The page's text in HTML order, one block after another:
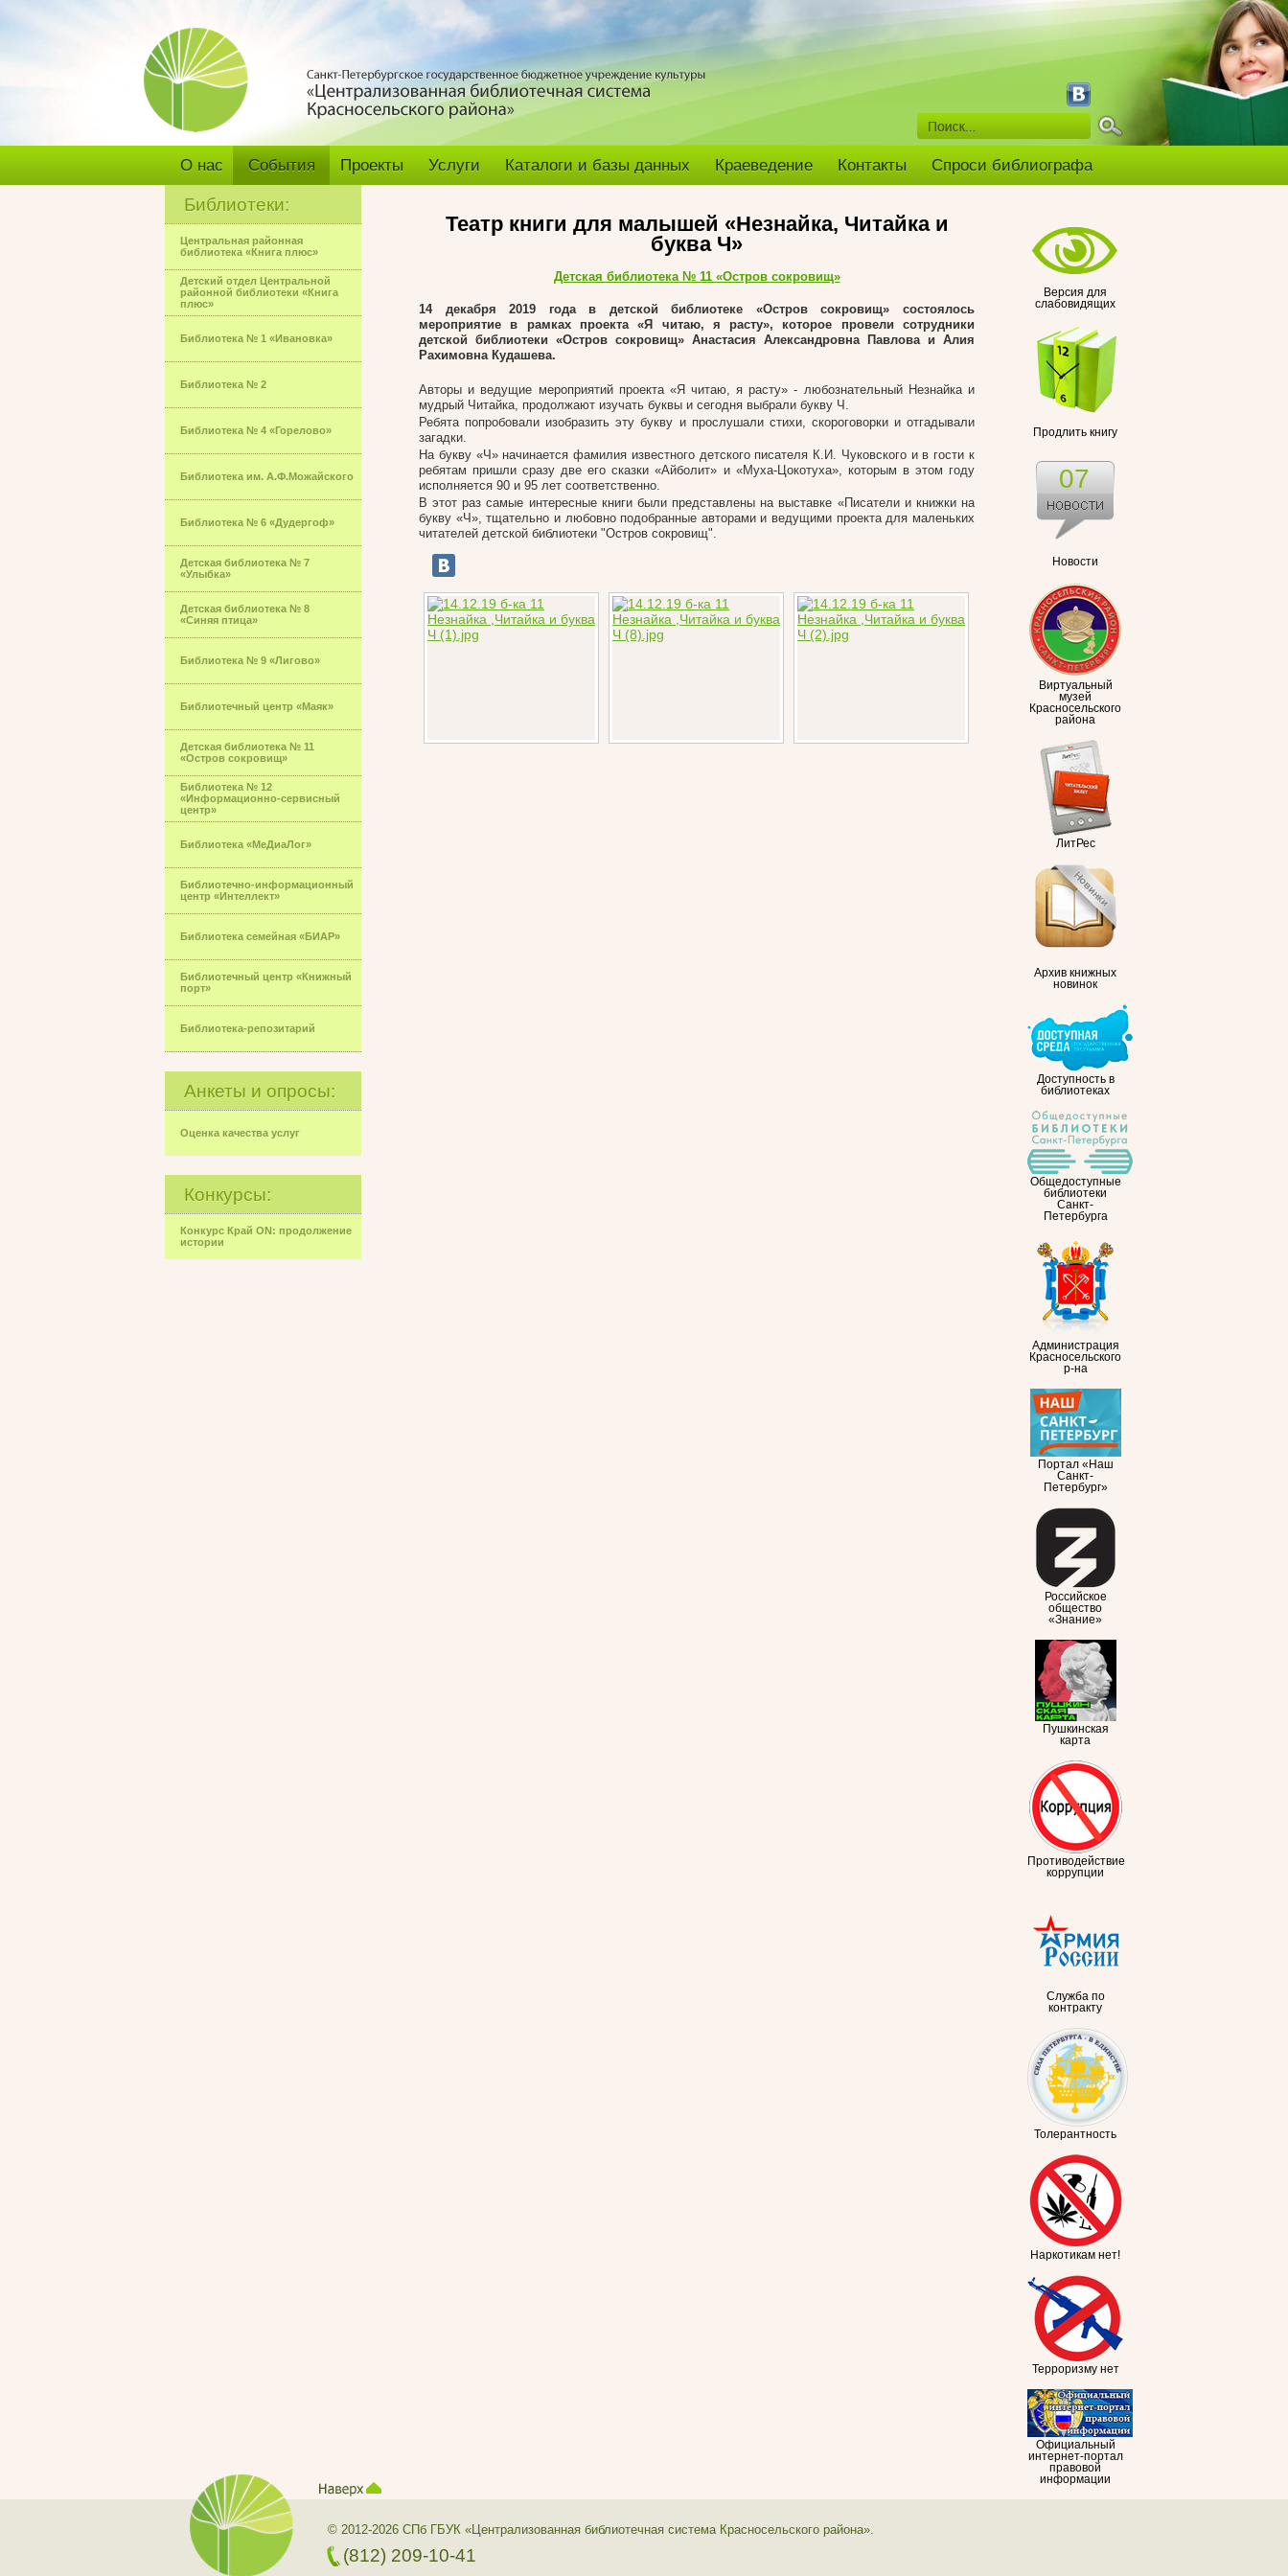
О нас События Проекты Услуги Каталоги и базы данных Краеведение Контакты Спроси библиографа
Библиотеки:
Центральная районная
библиотека «Книга плюс»
Детский отдел Центральной
районной библиотеки «Книга
плюс»
Библиотека № 1 «Ивановка»
Библиотека № 2
Библиотека № 4 «Горелово»
Библиотека им. А.Ф.Можайского
Библиотека № 6 «Дудергоф»
Детская библиотека № 7
«Улыбка»
Детская библиотека № 8
«Синяя птица»
Библиотека № 9 «Лигово»
Библиотечный центр «Маяк»
Детская библиотека № 11
«Остров сокровищ»
Библиотека № 12
«Информационно-сервисный
центр»
Библиотека «МеДиаЛог»
Библиотечно-информационный
центр «Интеллект»
Библиотека семейная «БИАР»
Библиотечный центр «Книжный
порт»
Библиотека-репозитарий
Анкеты и опросы:
Оценка качества услуг
Конкурсы:
Конкурс Край ON: продолжение
истории
Версия для
слабовидящих
Продлить книгу
Новости
07
Виртуальный
музей
Красносельского
района
ЛитРес
Архив книжных
новинок
Доступность в
библиотеках
Общедоступные
библиотеки
Санкт-
Петербурга
Администрация
Красносельского
р-на
Портал «Наш
Санкт-
Петербург»
Российское
общество
«Знание»
Пушкинская
карта
Противодействие
коррупции
Служба по
контракту
Толерантность
Наркотикам нет!
Терроризму нет
Официальный
интернет-портал
правовой
информации
Театр книги для малышей «Незнайка, Читайка и
буква Ч»
Детская библиотека № 11 «Остров сокровищ»
14 декабря 2019 года в детской библиотеке «Остров сокровищ» состоялось
мероприятие в рамках проекта «Я читаю, я расту», которое провели сотрудники
детской библиотеки «Остров сокровищ» Анастасия Александровна Павлова и Алия
Рахимовна Кудашева.
Авторы и ведущие мероприятий проекта «Я читаю, я расту» - любознательный Незнайка и
мудрый Читайка, продолжают изучать буквы и сегодня выбрали букву Ч.
Ребята попробовали изобразить эту букву и прослушали стихи, скороговорки и отгадывали
загадки.
На букву «Ч» начинается фамилия известного детского писателя К.И. Чуковского и в гости к
ребятам пришли сразу две его сказки «Айболит» и «Муха-Цокотуха», которым в этом году
исполняется 90 и 95 лет соответственно.
В этот раз самые интересные книги были представлены на выставке «Писатели и книжки на
букву «Ч», тщательно и любовно подобранные авторами и ведущими проекта для маленьких
читателей детской библиотеки "Остров сокровищ".
© 2012-2026 СПб ГБУК «Централизованная библиотечная система Красносельского района».
(812) 209-10-41